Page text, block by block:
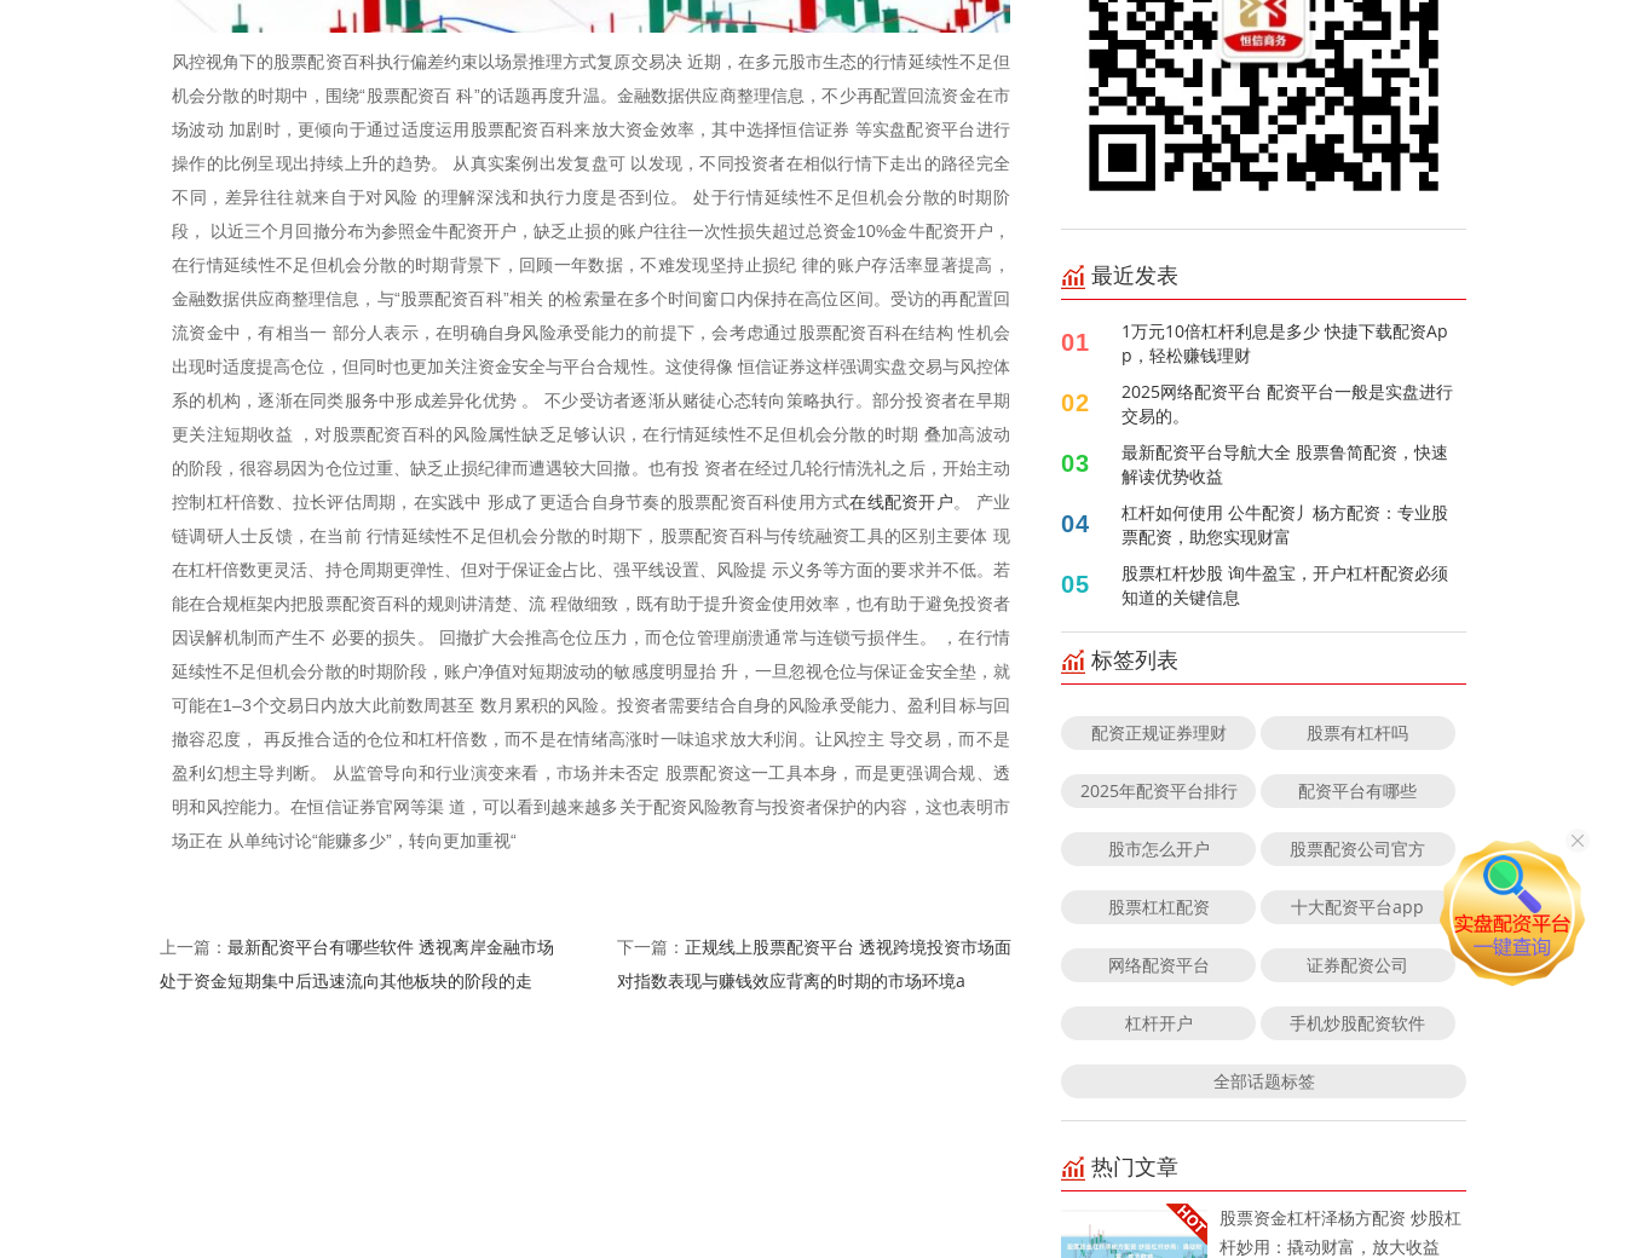
风控视角下的股票配资百科执行偏差约束以场景推理方式复原交易决 近期，在多元股市生态的行情延续性不足但
机会分散的时期中，围绕“股票配资百 科”的话题再度升温。金融数据供应商整理信息，不少再配置回流资金在市
场波动 加剧时，更倾向于通过适度运用股票配资百科来放大资金效率，其中选择恒信证券 等实盘配资平台进行
操作的比例呈现出持续上升的趋势。 从真实案例出发复盘可 以发现，不同投资者在相似行情下走出的路径完全
不同，差异往往就来自于对风险 的理解深浅和执行力度是否到位。 处于行情延续性不足但机会分散的时期阶
段， 以近三个月回撤分布为参照金牛配资开户，缺乏止损的账户往往一次性损失超过总资金10%金牛配资开户，
在行情延续性不足但机会分散的时期背景下，回顾一年数据，不难发现坚持止损纪 律的账户存活率显著提高，
金融数据供应商整理信息，与“股票配资百科”相关 的检索量在多个时间窗口内保持在高位区间。受访的再配置回
流资金中，有相当一 部分人表示，在明确自身风险承受能力的前提下，会考虑通过股票配资百科在结构 性机会
出现时适度提高仓位，但同时也更加关注资金安全与平台合规性。这使得像 恒信证券这样强调实盘交易与风控体
系的机构，逐渐在同类服务中形成差异化优势 。 不少受访者逐渐从赌徒心态转向策略执行。部分投资者在早期
更关注短期收益 ，对股票配资百科的风险属性缺乏足够认识，在行情延续性不足但机会分散的时期 叠加高波动
的阶段，很容易因为仓位过重、缺乏止损纪律而遭遇较大回撤。也有投 资者在经过几轮行情洗礼之后，开始主动
控制杠杆倍数、拉长评估周期，在实践中 形成了更适合自身节奏的股票配资百科使用方式在线配资开户。 产业
链调研人士反馈，在当前 行情延续性不足但机会分散的时期下，股票配资百科与传统融资工具的区别主要体 现
在杠杆倍数更灵活、持仓周期更弹性、但对于保证金占比、强平线设置、风险提 示义务等方面的要求并不低。若
能在合规框架内把股票配资百科的规则讲清楚、流 程做细致，既有助于提升资金使用效率，也有助于避免投资者
因误解机制而产生不 必要的损失。 回撤扩大会推高仓位压力，而仓位管理崩溃通常与连锁亏损伴生。 ，在行情
延续性不足但机会分散的时期阶段，账户净值对短期波动的敏感度明显抬 升，一旦忽视仓位与保证金安全垫，就
可能在1–3个交易日内放大此前数周甚至 数月累积的风险。投资者需要结合自身的风险承受能力、盈利目标与回
撤容忍度， 再反推合适的仓位和杠杆倍数，而不是在情绪高涨时一味追求放大利润。让风控主 导交易，而不是
盈利幻想主导判断。 从监管导向和行业演变来看，市场并未否定 股票配资这一工具本身，而是更强调合规、透
明和风控能力。在恒信证券官网等渠 道，可以看到越来越多关于配资风险教育与投资者保护的内容，这也表明市
场正在 从单纯讨论“能赚多少”，转向更加重视“
上一篇： 最新配资平台有哪些软件 透视离岸金融市场
处于资金短期集中后迅速流向其他板块的阶段的走
下一篇： 正规线上股票配资平台 透视跨境投资市场面
对指数表现与赚钱效应背离的时期的市场环境a
最近发表
01
1万元10倍杠杆利息是多少 快捷下载配资Ap
p，轻松赚钱理财
02
2025网络配资平台 配资平台一般是实盘进行
交易的。
03
最新配资平台导航大全 股票鲁简配资，快速
解读优势收益
04
杠杆如何使用 公牛配资丿杨方配资：专业股
票配资，助您实现财富
05
股票杠杆炒股 询牛盈宝，开户杠杆配资必须
知道的关键信息
标签列表
配资正规证券理财 股票有杠杆吗
2025年配资平台排行 配资平台有哪些
股市怎么开户 股票配资公司官方
股票杠杠配资 十大配资平台app
网络配资平台 证券配资公司
杠杆开户 手机炒股配资软件
全部话题标签
热门文章
股票资金杠杆泽杨方配资 炒股杠
杆妙用：撬动财富，放大收益